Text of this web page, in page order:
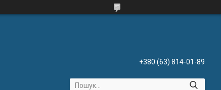
+380 (63) 814-01-89